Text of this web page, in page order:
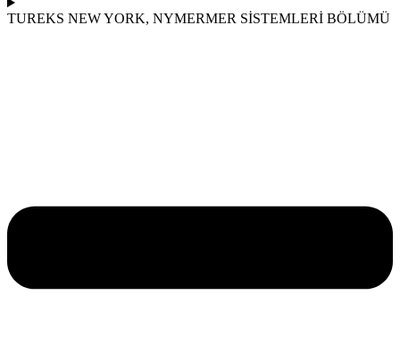
TUREKS NEW YORK, NYMERMER SİSTEMLERİ BÖLÜMÜ